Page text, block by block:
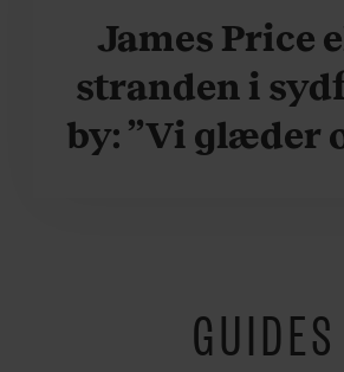
James Price
stranden i
by: ”Vi glæder
fredeligt”
GUIDES